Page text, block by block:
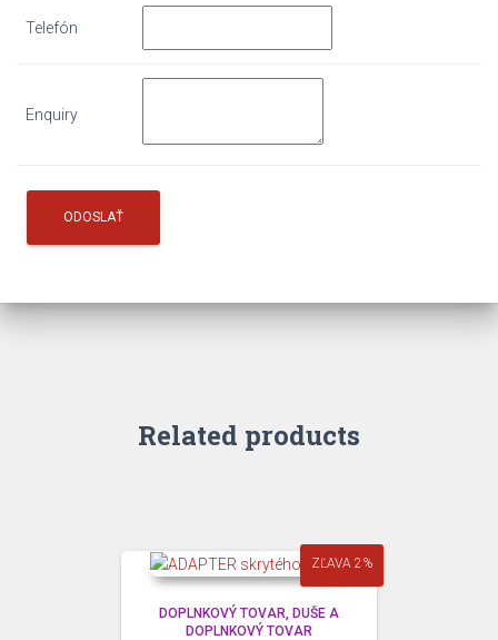
Telefón
Enquiry
Related products
ZĽAVA 2%
DOPLNKOVÝ TOVAR DUŠE A
DOPLNKOVÝ TOVAR